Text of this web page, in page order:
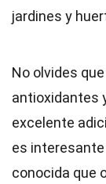
jardines y
No olvides
antioxidantes
excelente
es
conocida que